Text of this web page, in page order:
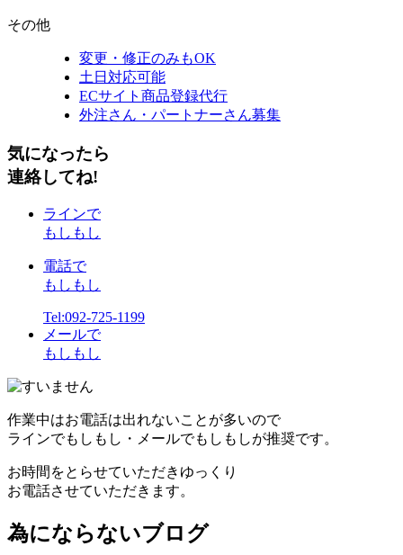
その他
変更・修正のみもOK
土日対応可能
ECサイト商品登録代行
外注さん・パートナーさん募集
気になったら
連絡してね!
ラインで
もしもし
電話で
もしもし
Tel:092-725-1199
メールで
もしもし
作業中はお電話は出れないことが多いので
ラインでもしもし・メールでもしもしが推奨です。
お時間をとらせていただきゆっくり
お電話させていただきます。
為にならないブログ